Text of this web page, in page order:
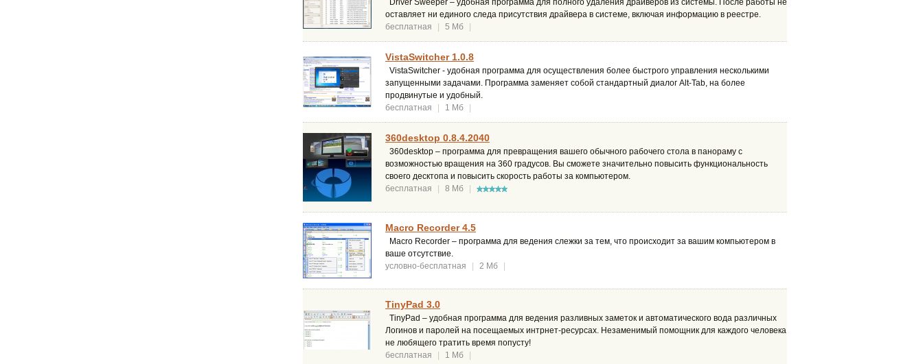
Driver Sweeper – удобная программа для полного удаления драйверов из системы. После работы не
оставляет ни единого следа присутствия драйвера в системе, включая информацию в реестре.
бесплатная
5 Мб
VistaSwitcher 1.0.8
VistaSwitcher - удобная программа для осуществления более быстрого управления несколькими
запущенными задачами. Программа заменяет собой стандартный диалог Alt-Tab, на более
продвинутые и удобный.
бесплатная
1 Мб
360desktop 0.8.4.2040
360desktop – программа для превращения вашего обычного рабочего стола в панораму с
возможностью вращения на 360 градусов. Вы сможете значительно повысить функциональность
своего десктопа и повысить скорость работы за компьютером.
бесплатная
8 Мб
Macro Recorder 4.5
Macro Recorder – программа для ведения слежки за тем, что происходит за вашим компьютером в
ваше отсутствие.
условно-бесплатная
2 Мб
TinyPad 3.0
TinyPad – удобная программа для ведения разливных заметок и автоматического вода различных
Логинов и паролей на посещаемых интрнет-ресурсах. Незаменимый помощник для каждого человека
не любящего тратить время попусту!
бесплатная
1 Мб